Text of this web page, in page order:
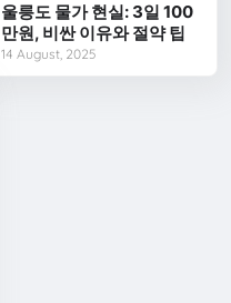
울릉도 물가 현실: 3일 100
만원, 비싼 이유와 절약 팁
14 August, 2025